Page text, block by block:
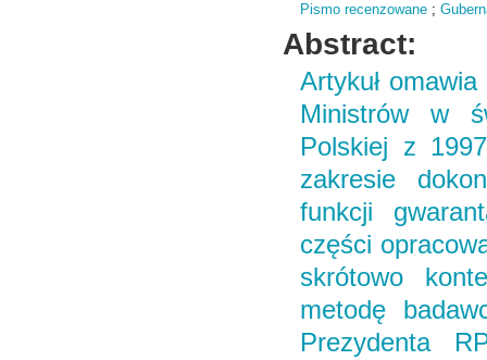
Pismo recenzowane ;
Abstract:
Artykuł
Ministrów w
Polskiej z
zakresie
funkcji
części
skrótowo
metodę
Prezydenta